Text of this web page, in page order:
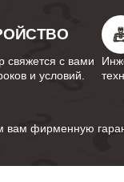
Ремонт
Ремонт
Ремонт
свяжется с вами
и условий.
фирменную